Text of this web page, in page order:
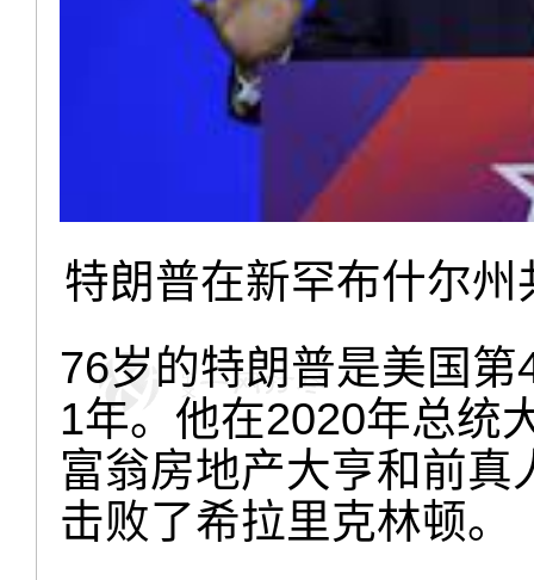
特朗普在新罕布什尔
76岁的特朗普是美国
1年。他在2020年总统
富翁房地产大亨和前
击败了希拉里克林顿。